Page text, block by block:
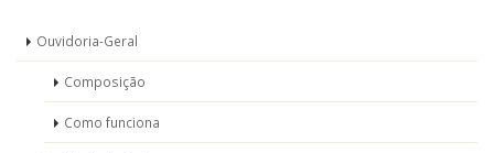
Menu
Ouvidoria
Ouvidoria-Geral
Composição
Como funciona